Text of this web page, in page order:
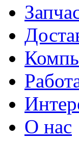
О нас